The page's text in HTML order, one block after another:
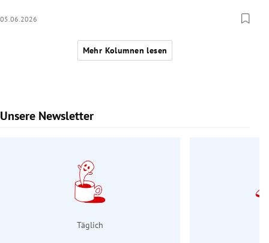
05.06.2026
Mehr Kolumnen lesen
Unsere Newsletter
Slide 1 von 9
Täglich